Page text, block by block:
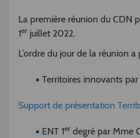
La première réunion du CDN
1er juillet 2022.
L’ordre du jour de la réunion a
Territoires innovants
Support de présentation
ENT 1er degré par Mme